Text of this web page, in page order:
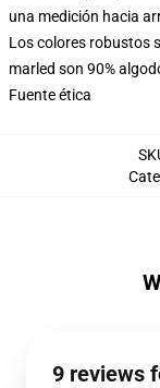
una medición hacia
Los colores robustos
marled son 90%
Fuente ética
9 reviews